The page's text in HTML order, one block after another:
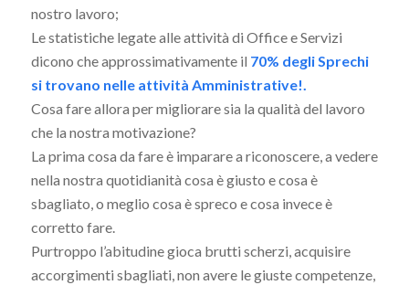
nostro lavoro;
Le statistiche legate alle attività di Office e Servizi
dicono che approssimativamente il 70% degli Sprechi
si trovano nelle attività Amministrative!.
Cosa fare allora per migliorare sia la qualità del lavoro
che la nostra motivazione?
La prima cosa da fare è imparare a riconoscere, a vedere
nella nostra quotidianità cosa è giusto e cosa è
sbagliato, o meglio cosa è spreco e cosa invece è
corretto fare.
Purtroppo l’abitudine gioca brutti scherzi, acquisire
accorgimenti sbagliati, non avere le giuste competenze,